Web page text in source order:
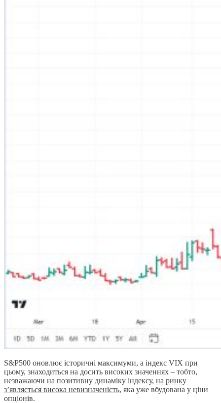
S&P500 оновлює історичні максимуми, а індекс VIX при
цьому, знаходиться на досить високих значеннях – тобто,
незважаючи на позитивну динаміку індексу, на ринку
з’являється висока невизначеність, яка уже вбудована у ціни
опціонів.